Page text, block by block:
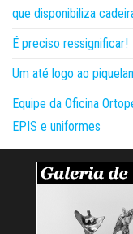
que disponibiliza
É preciso ressignificar!
Um até logo ao
Equipe da Oficina
EPIS e uniformes